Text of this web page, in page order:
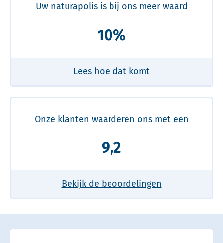
Uw naturapolis is bij ons meer waard
10%
Lees hoe dat komt
Onze klanten waarderen ons met een
9,2
Bekijk de beoordelingen